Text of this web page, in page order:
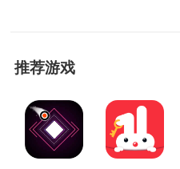
推荐游戏